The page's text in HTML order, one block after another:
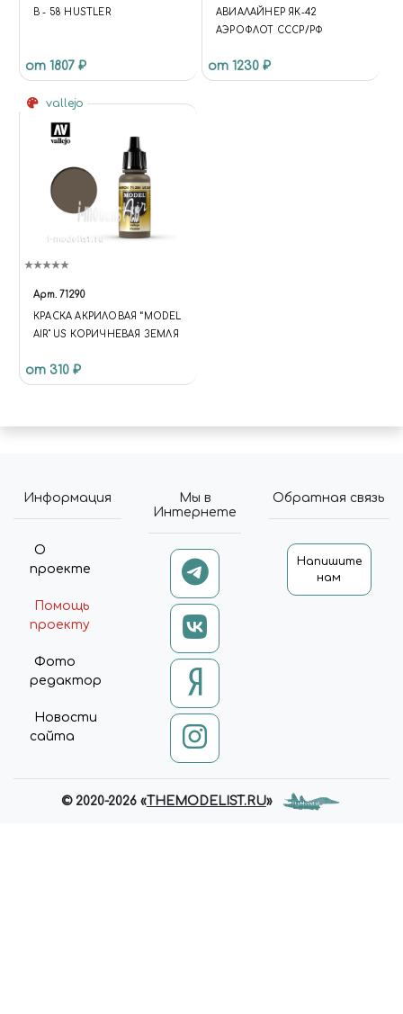
B - 58 HUSTLER
от 1807 ₽
АВИАЛАЙНЕР ЯК-42
АЭРОФЛОТ СССР/РФ
от 1230 ₽
vallejo
Арт. 71290
КРАСКА АКРИЛОВАЯ “MODEL
AIR" US КОРИЧНЕВАЯ ЗЕМЛЯ
от 310 ₽
Информация
О
проекте
Помощь
проекту
Фото
редактор
Новости
сайта
Мы в
Интернете
Обратная связь
Напишите
нам
© 2020-2026 «THEMODELIST.RU»